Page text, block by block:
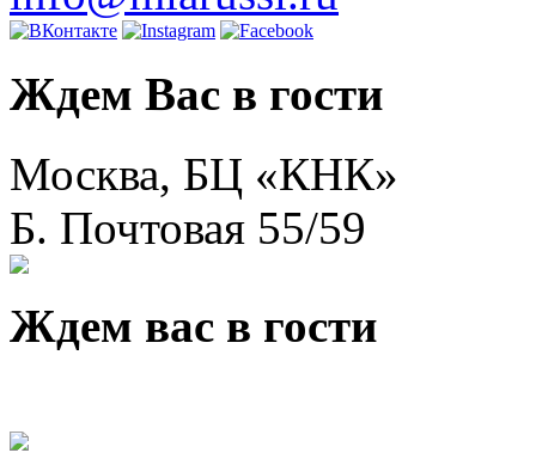
Ждем Вас в гости
Москва, БЦ «КНК»
Б. Почтовая 55/59
Ждем вас в гости